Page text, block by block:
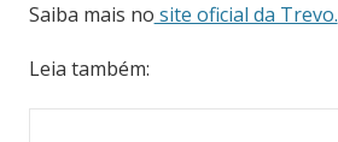
Saiba mais no site oficial da Trevo.
Leia também: